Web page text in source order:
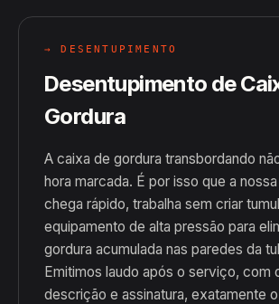
→ DESENTUPIMENTO
Desentupimento de
Gordura
A caixa de gordura transbordando
hora marcada. É por isso que a
chega rápido, trabalha sem criar
equipamento de alta pressão para
gordura acumulada nas paredes da
Emitimos laudo após o serviço, com
descrição e assinatura, exatamente